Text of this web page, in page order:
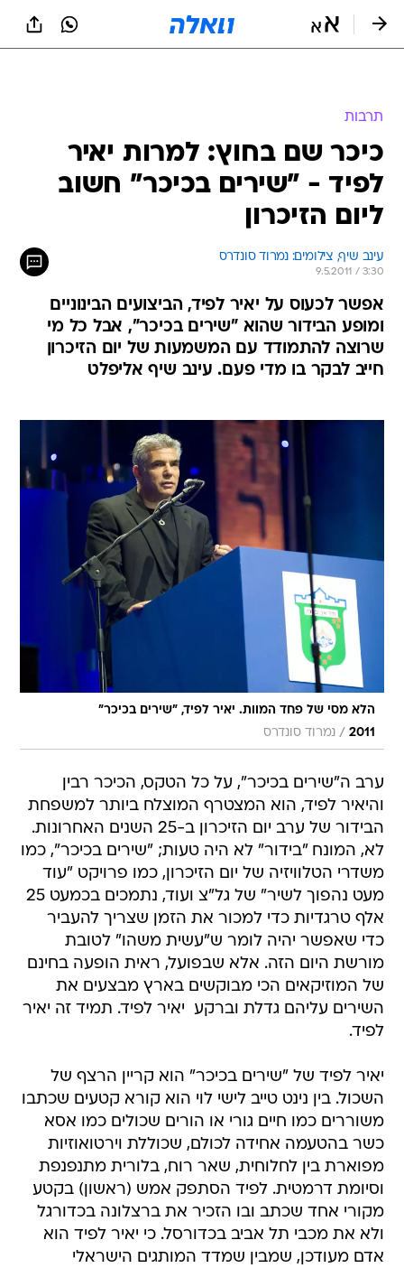
תרבות
כיכר שם בחוץ: למרות יאיר
לפיד - "שירים בכיכר" חשוב
ליום הזיכרון
עינב שיף, צילומים: נמרוד סונדרס
9.5.2011 / 3:30
אפשר לכעוס על יאיר לפיד, הביצועים הבינוניים
ומופע הבידור שהוא "שירים בכיכר", אבל כל מי
שרוצה להתמודד עם המשמעות של יום הזיכרון
חייב לבקר בו מדי פעם. עינב שיף אליפלט
הלא מסי של פחד המוות. יאיר לפיד, "שירים בכיכר"
2011
/ נמרוד סונדרס
ערב ה"שירים בכיכר", על כל הטקס, הכיכר רבין
והיאיר לפיד, הוא המצטרף המוצלח ביותר למשפחת
הבידור של ערב יום הזיכרון ב-25 השנים האחרונות.
לא, המונח "בידור" לא היה טעות; "שירים בכיכר", כמו
משדרי הטלוויזיה של יום הזיכרון, כמו פרויקט "עוד
מעט נהפוך לשיר" של גל"צ ועוד, נתמכים בכמעט 25
אלף טרגדיות כדי למכור את הזמן שצריך להעביר
כדי שאפשר יהיה לומר ש"עשית משהו" לטובת
מורשת היום הזה. אלא שבפועל, ראית הופעה בחינם
של המוזיקאים הכי מבוקשים בארץ מבצעים את
השירים עליהם גדלת וברקע  יאיר לפיד. תמיד זה יאיר
לפיד.
יאיר לפיד של "שירים בכיכר" הוא קריין הרצף של
השכול. בין נינט טייב לישי לוי הוא קורא קטעים שכתבו
משוררים כמו חיים גורי או הורים שכולים כמו אסא
כשר בהטעמה אחידה לכולם, שכוללת וירטואוזיות
מפוארת בין לחלוחית, שאר רוח, בלורית מתנפנפת
וסיומת דרמטית. לפיד הסתפק אמש (ראשון) בקטע
מקורי אחד שכתב ובו הזכיר את ברצלונה בכדורגל
ולא את מכבי תל אביב בכדורסל. כי יאיר לפיד הוא
אדם מעודכן, שמבין שמדד המותגים הישראלי